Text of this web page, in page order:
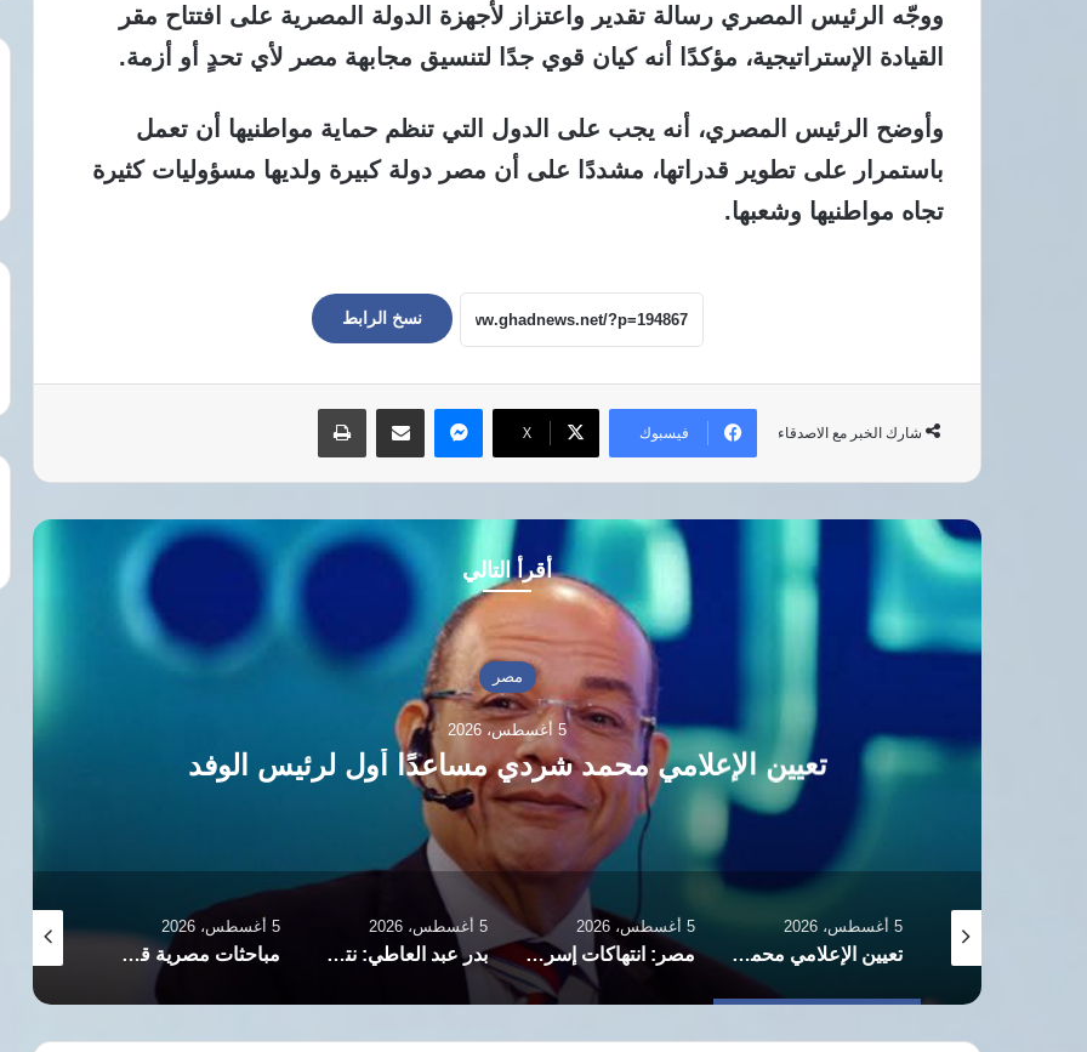
ووجّه الرئيس المصري رسالة تقدير واعتزاز لأجهزة الدولة المصرية على افتتاح مقر
القيادة الإستراتيجية، مؤكدًا أنه كيان قوي جدًا لتنسيق مجابهة مصر لأي تحدٍ أو أزمة.
وأوضح الرئيس المصري، أنه يجب على الدول التي تنظم حماية مواطنيها أن تعمل
باستمرار على تطوير قدراتها، مشددًا على أن مصر دولة كبيرة ولديها مسؤوليات كثيرة
تجاه مواطنيها وشعبها.
نسخ الرابط
شارك الخبر مع الاصدقاء فيسبوك ‫X
ماسنجر مشاركة عبر البريد طباعة
أقرأ التالي
مصر
5 أغسطس، 2026
مصر: انتهاكات إسرائيل بالقدس ستؤدي لتفجير الأوضاع بالمنطقة
5 أغسطس، 2026
مصر: انتهاكات إسرائيل بالقدس ستؤدي لتفجير الأوضاع بالمنطقة
5 أغسطس، 2026
بدر عبد العاطي: نتطلع لاستكمال إجراءات تدشين مجلس الأعمال المصري الباكستاني
5 أغسطس، 2026
مباحثات مصرية قطرية تتناول المستجدات الإقليمية
5 أغسطس، 2026
السيسي وملك البحرين يبحثان في العلمين تعزيز الشراكة الإستراتيجية والأوضاع الإقليمية